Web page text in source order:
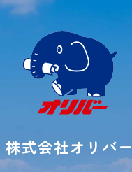
方へ
るご質問
運搬サービス
株式会社オリバー